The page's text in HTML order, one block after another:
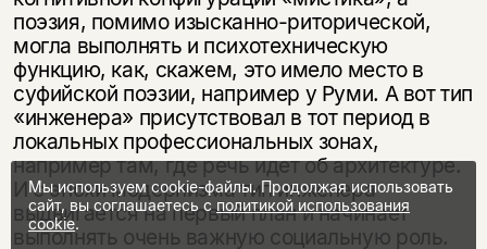
поэзия, помимо изысканно-риторической,
могла выполнять и психотехническую
функцию, как, скажем, это имело место в
суфийской поэзии, например у Руми. А вот тип
«инженера» присутствовал в тот период в
локальных профессиональных зонах,
например там, где речь идет об архитектуре.
И с эпохи модернизма тип инженера
выдвигается на первый план и начинает
выполнять очень важную социальную роль.
Мы используем cookie-файлы. Продолжая использовать
сайт, вы соглашаетесь сполитикой использования
cookie.